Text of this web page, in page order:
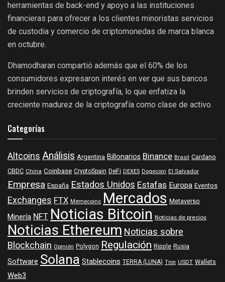
herramientas de back-end y apoyo a las instituciones
financieras para ofrecer a los clientes minoristas servicios
de custodia y comercio de criptomonedas de marca blanca
en octubre.
Dhamodharan compartió además que el 60% de los
consumidores expresaron interés en ver que sus bancos
brinden servicios de criptografía, lo que enfatiza la
creciente madurez de la criptografía como clase de activo.
Categorías
AltcoinsAnálisis Argentina BillonariosBinance Brasil Cardano
CBDC China Coinbase CryptoSpain DeFi DEXES Dogecoin El Salvador
Empresa España Estados UnidosEstafasEuropa Eventos
ExchangesFTX Memecoins Mercados Metaverso
MineríaNFTNoticias Bitcoin Noticias de precios
Noticias EthereumNoticias sobre
Blockchain Opinión Polygon Regulación Ripple Rusia
SoftwareSolanaStablecoins TERRA (LUNA) Tron USDT Wallets
Web3